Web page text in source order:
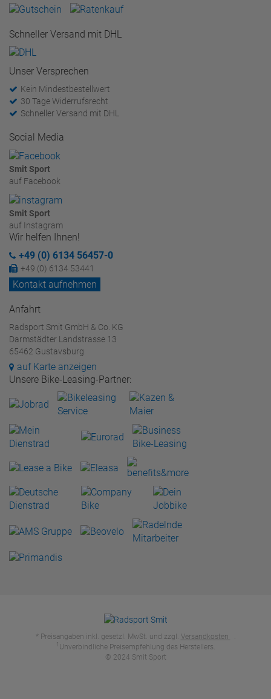
Schneller Versand mit DHL
Unser Versprechen
Kein Mindestbestellwert
30 Tage Widerrufsrecht
Schneller Versand mit DHL
Social Media
Smit Sport
auf Facebook
Smit Sport
auf Instagram
Wir helfen Ihnen!
+49 (0) 6134 56457-0
+49 (0) 6134 53441
Kontakt aufnehmen
Anfahrt
Radsport Smit GmbH & Co. KG
Darmstädter Landstrasse 13
65462 Gustavsburg
auf Karte anzeigen
Unsere Bike-Leasing-Partner:
* Preisangaben inkl. gesetzl. MwSt. und zzgl. Versandkosten .
1 Unverbindliche Preisempfehlung des Herstellers.
© 2024 Smit Sport